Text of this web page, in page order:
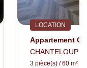
LOCATION
CHANTELOUP
3 pièce(s) / 60 m²